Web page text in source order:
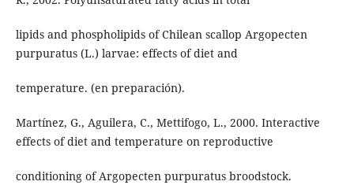
lipids and phospholipids of Chilean scallop Argopecten
purpuratus (L.) larvae: effects of diet and
temperature. (en preparación).
Martínez, G., Aguilera, C., Mettifogo, L., 2000. Interactive
effects of diet and temperature on reproductive
conditioning of Argopecten purpuratus broodstock.